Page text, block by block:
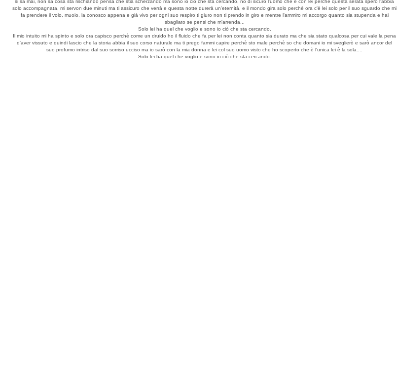
si sa mai, non sa cosa sta rischiando pensa che stia scherzando ma sono io ciò che sta cercando, no di sicuro l'uomo che è con lei perchè questa serata spero l'abbia
solo accompagnata, mi servon due minuti ma ti assicuro che verrà e questa notte durerà un'eternità, e il mondo gira solo perchè ora c'è lei solo per il suo sguardo che mi
fa prendere il volo, muoio, la conosco appena e già vivo per ogni suo respiro ti giuro non ti prendo in giro e mentre l'ammiro mi accorgo quanto sia stupenda e hai
sbagliato se pensi che m'arrenda...
Solo lei ha quel che voglio e sono io ciò che sta cercando.
Il mio intuito mi ha spinto e solo ora capisco perchè come un druido ho il fluido che fa per lei non conta quanto sia durato ma che sia stato qualcosa per cui vale la pena
d'aver vissuto e quindi lascio che la storia abbia il suo corso naturale ma ti prego fammi capire perchè sto male perchè so che domani io mi sveglierò e sarò ancor del
suo profumo intriso dal suo sorriso ucciso ma io sarò con la mia donna e lei col suo uomo visto che ho scoperto che è l'unica lei è la sola....
Solo lei ha quel che voglio e sono io ciò che sta cercando.